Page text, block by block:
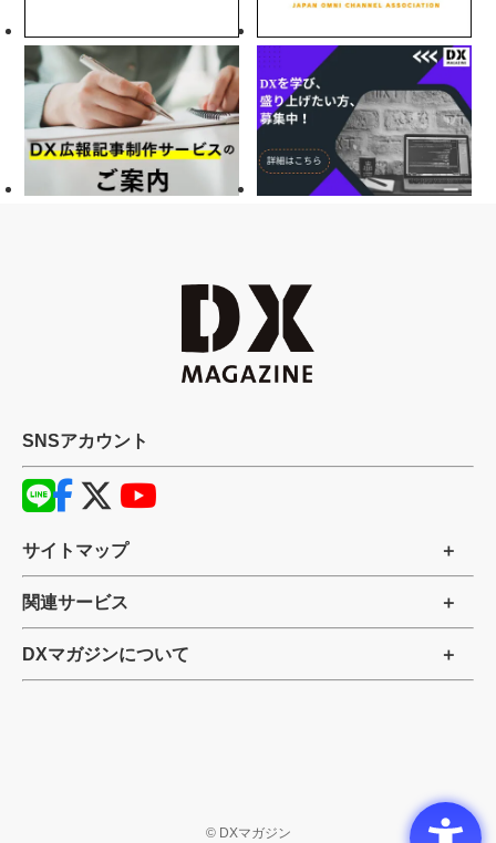
SNSアカウント
サイトマップ
関連サービス
DXマガジンについて
©DXマガジン